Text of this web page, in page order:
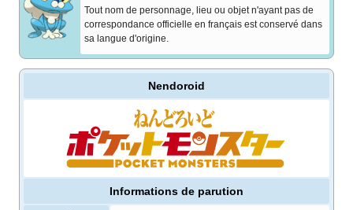
Tout nom de personnage, lieu ou objet n'ayant pas de
correspondance officielle en français est conservé dans
sa langue d'origine.
Nendoroid
Informations de parution